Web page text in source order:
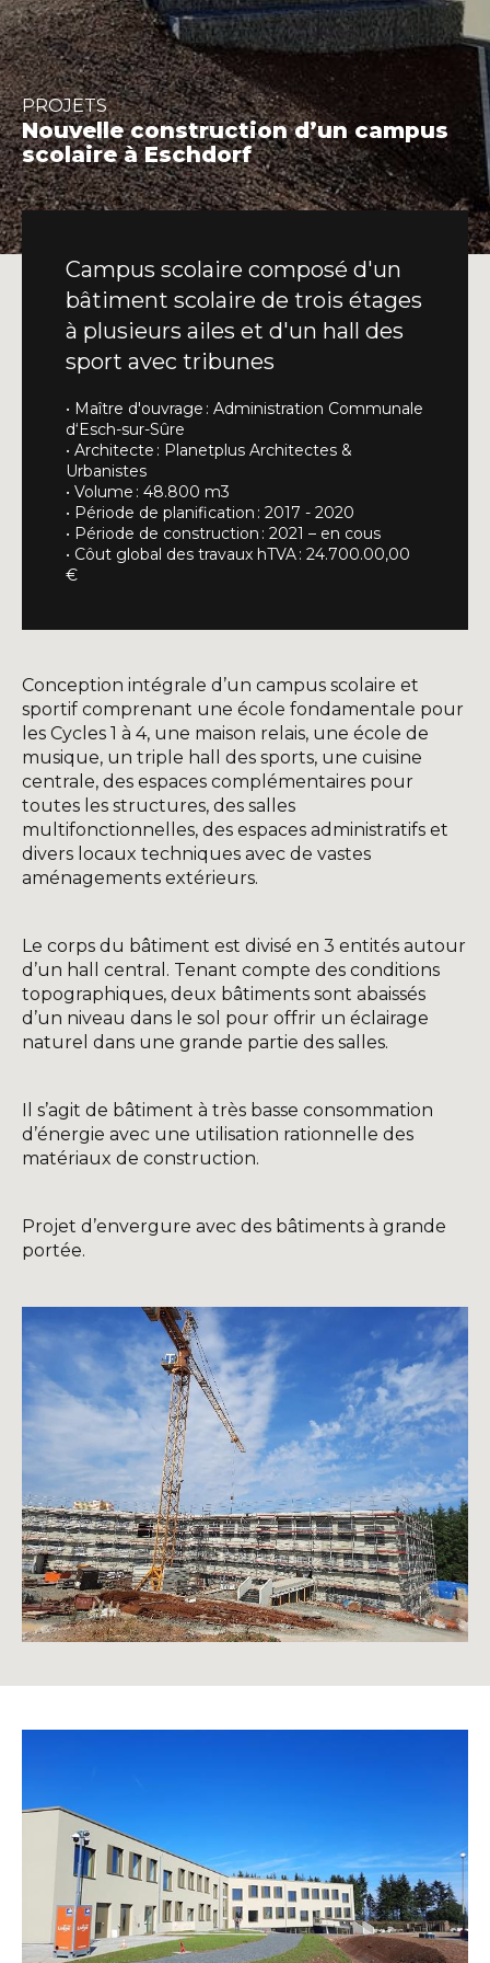
INFO@DAEDALUS.LU +352 26 87 03 55
PROJETS
Nouvelle construction d’un campus
scolaire à Eschdorf
Campus scolaire composé d'un
bâtiment scolaire de trois étages
à plusieurs ailes et d'un hall des
sport avec tribunes
• Maître d'ouvrage : Administration Communale
d‘Esch-sur-Sûre
• Architecte : Planetplus Architectes &
Urbanistes
• Volume : 48.800 m3
• Période de planification : 2017 - 2020
• Période de construction : 2021 – en cous
• Côut global des travaux hTVA : 24.700.00,00
€
Conception intégrale d’un campus scolaire et
sportif comprenant une école fondamentale pour
les Cycles 1 à 4, une maison relais, une école de
musique, un triple hall des sports, une cuisine
centrale, des espaces complémentaires pour
toutes les structures, des salles
multifonctionnelles, des espaces administratifs et
divers locaux techniques avec de vastes
aménagements extérieurs.
Le corps du bâtiment est divisé en 3 entités autour
d’un hall central. Tenant compte des conditions
topographiques, deux bâtiments sont abaissés
d’un niveau dans le sol pour offrir un éclairage
naturel dans une grande partie des salles.
Il s’agit de bâtiment à très basse consommation
d’énergie avec une utilisation rationnelle des
matériaux de construction.
Projet d’envergure avec des bâtiments à grande
portée.